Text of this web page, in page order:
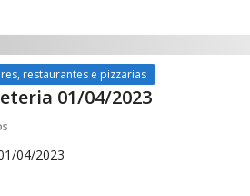
restaurantes e pizzarias
01/04/2023
04/2023